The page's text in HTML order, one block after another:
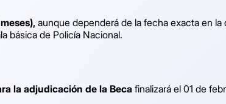
aunque dependerá de la fecha exacta en
básica de Policía Nacional.
la adjudicación de la Beca finalizará el 01 de